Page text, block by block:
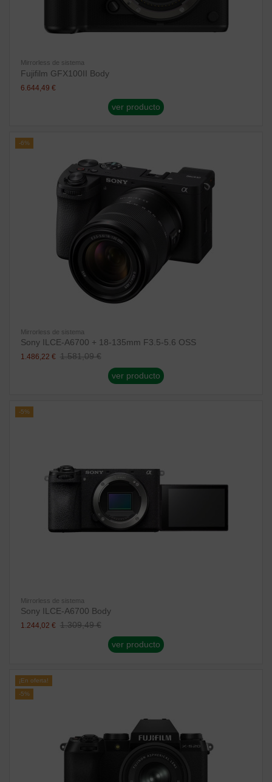
Mirrorless de sistema
Fujifilm GFX100II Body
6.644,49 €
ver producto
-6%
Mirrorless de sistema
Sony ILCE-A6700 + 18-135mm F3.5-5.6 OSS
1.486,22 € 1.581,09 €
ver producto
-5%
Mirrorless de sistema
Sony ILCE-A6700 Body
1.244,02 € 1.309,49 €
ver producto
¡En oferta!
-5%